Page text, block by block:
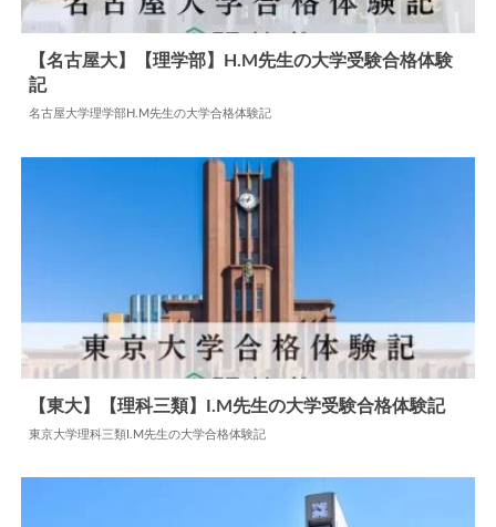
大学合格体験記
【名古屋大】【理学部】H.M先生の大学受験合格体験
記
名古屋大学理学部H.M先生の大学合格体験記
【東大】【理科三類】I.M先生の大学受験合格体験記
東京大学理科三類I.M先生の大学合格体験記